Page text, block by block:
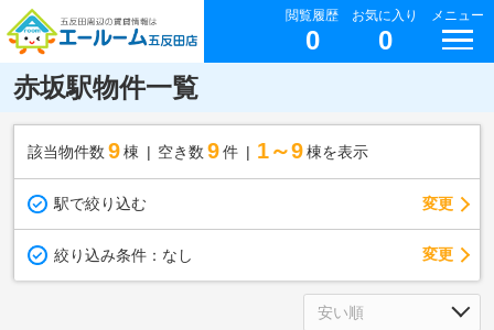
閲覧履歴
0
お気に入り
0
メニュー
赤坂駅物件一覧
該当物件数 9棟 空き数 9 件 1～9 棟を表示
駅で絞り込む 変更
絞り込み条件： なし 変更